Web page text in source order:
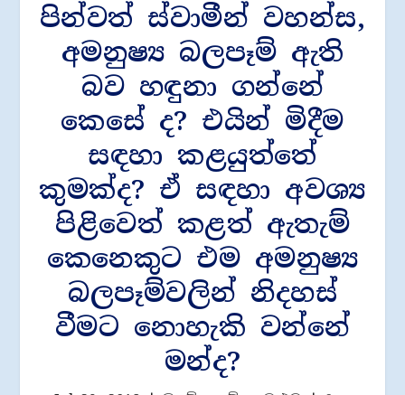
පින්වත් ස්වාමීන් වහන්ස,
අමනුෂ්‍ය බලපෑම් ඇති
බව හඳුනා ගන්නේ
කෙසේ ද? එයින් මිදීම
සඳහා කළයුත්තේ
කුමක්ද? ඒ සඳහා අවශ්‍ය
පිළිවෙත් කළත් ඇතැම්
කෙනෙකුට එම අමනුෂ්‍ය
බලපෑම්වලින් නිදහස්
වීමට නොහැකි වන්නේ
මන්ද?